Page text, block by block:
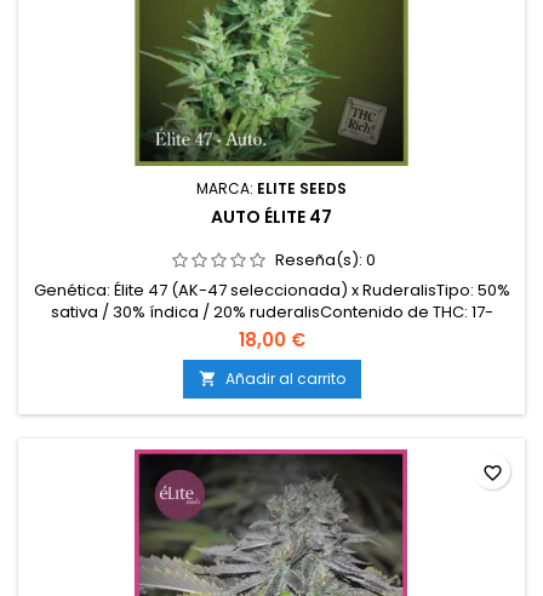
MARCA: ELITE SEEDS
AUTO ÉLITE 47
Reseña(s): 0
Genética: Élite 47 (AK-47 seleccionada) x RuderalisTipo: 50%
sativa / 30% índica / 20% ruderalisContenido de THC: 17-
21%Ciclo completo: 9-10 semanas desde
germinaciónProducción en interior: 400-500
g/m²Producción en exterior: 60-120 g/plantaAltura: 70-120 cm
en interior y exteriorAromas y sabores: Intensos y terrosos,
con notas...
18,00 €
 Añadir al carrito
favorite_border